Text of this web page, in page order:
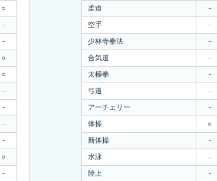
○
-
-
○
○
-
-
-
-
○
-
柔道
-
空手
-
少林寺拳法
-
合気道
-
太極拳
-
弓道
-
アーチェリー
-
体操
○
新体操
-
水泳
-
陸上
-